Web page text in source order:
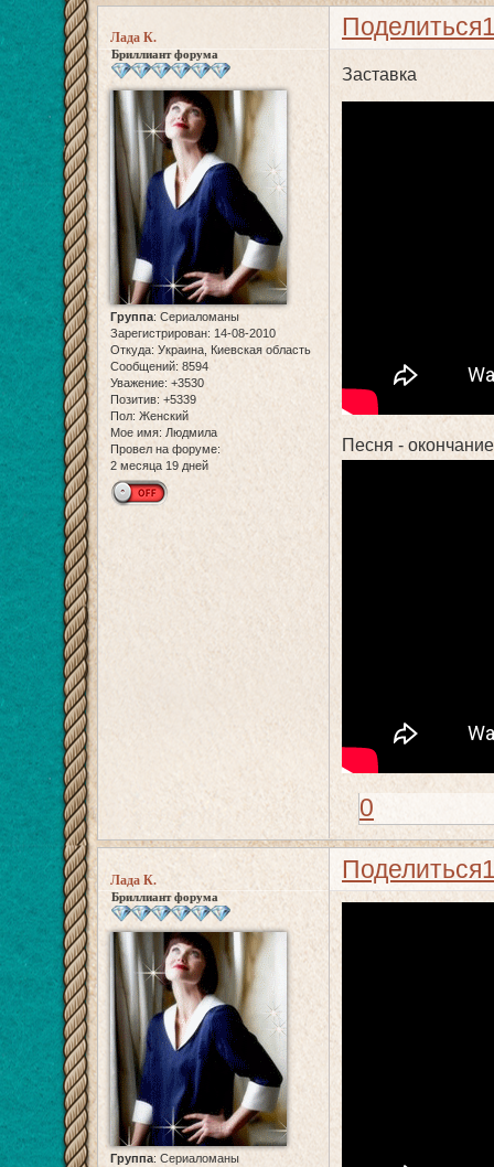
Поделиться
Лада К.
Бриллиант форума
Группа: Сериаломаны
Зарегистрирован: 14-08-2010
Откуда: Украина, Киевская область
Сообщений: 8594
Уважение: +3530
Позитив: +5339
Пол: Женский
Мое имя: Людмила
Провел на форуме:
2 месяца 19 дней
Заставка
Песня -
0
Поделиться
Лада К.
Бриллиант форума
Группа: Сериаломаны